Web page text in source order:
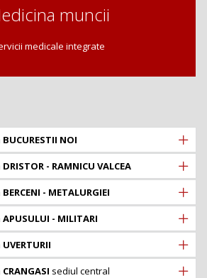
muncii
medicale integrate
NOI
- RAMNICU VALCEA
- METALURGIEI
- MILITARI
sediul central